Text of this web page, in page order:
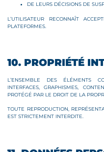
DE LEURS DÉCISIONS DE
L’UTILISATEUR RECONNAÎT
PLATEFORMES.
10. PROPRIÉTÉ
L’ENSEMBLE DES ÉLÉMENTS
INTERFACES, GRAPHISMES,
PROTÉGÉ PAR LE DROIT DE LA
TOUTE REPRODUCTION,
EST STRICTEMENT INTERDITE.